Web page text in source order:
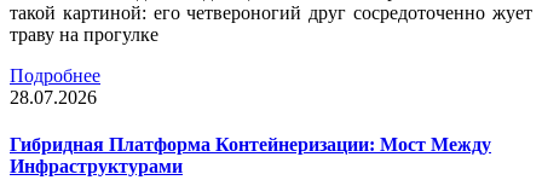
такой картиной: его четвероногий друг сосредоточенно жует
траву на прогулке
Подробнее
28.07.2026
Гибридная Платформа Контейнеризации: Мост Между
Инфраструктурами